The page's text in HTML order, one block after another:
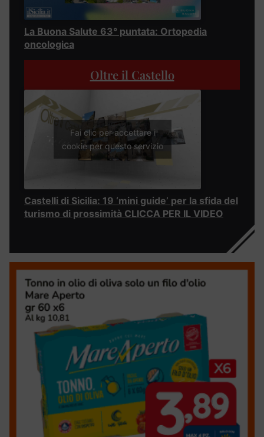
La Buona Salute 63° puntata: Ortopedia
oncologica
Oltre il Castello
Fai clic per accettare i
cookie per questo servizio
Castelli di Sicilia: 19 ‘mini guide’ per la sfida del
turismo di prossimità CLICCA PER IL VIDEO